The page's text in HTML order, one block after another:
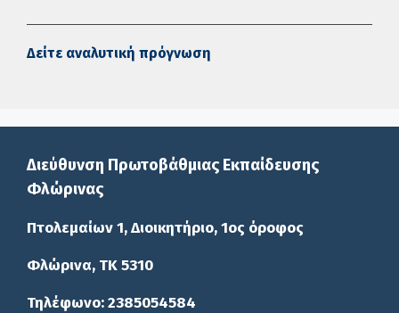
Δείτε αναλυτική πρόγνωση
Διεύθυνση Πρωτοβάθμιας Εκπαίδευσης
Φλώρινας
Πτολεμαίων 1, Διοικητήριο, 1ος όροφος
Φλώρινα, ΤΚ 5310
Τηλέφωνο: 2385054584